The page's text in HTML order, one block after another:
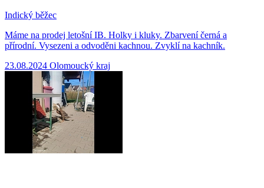
Indický běžec
Máme na prodej letošní IB. Holky i kluky. Zbarvení černá a
přírodní. Vysezeni a odvoděni kachnou. Zvyklí na kachník.
23.08.2024 Olomoucký kraj